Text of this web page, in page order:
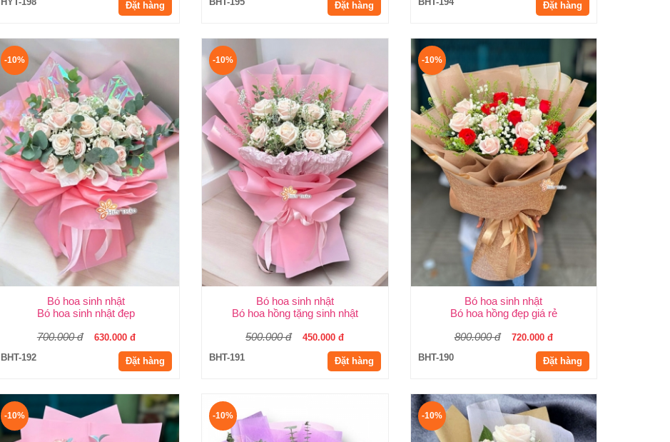
Đặt hàng Đặt hàng Đặt hàng
-10%
Bó hoa sinh nhật
Bó hoa sinh nhật đẹp
700.000 đ
630.000 đ
BHT-192
Đặt hàng
-10%
Bó hoa sinh nhật
Bó hoa hồng tặng sinh nhật
500.000 đ
450.000 đ
BHT-191
Đặt hàng
-10%
Bó hoa sinh nhật
Bó hoa hồng đẹp giá rẻ
800.000 đ
720.000 đ
BHT-190
Đặt hàng
-10% -10% -10%